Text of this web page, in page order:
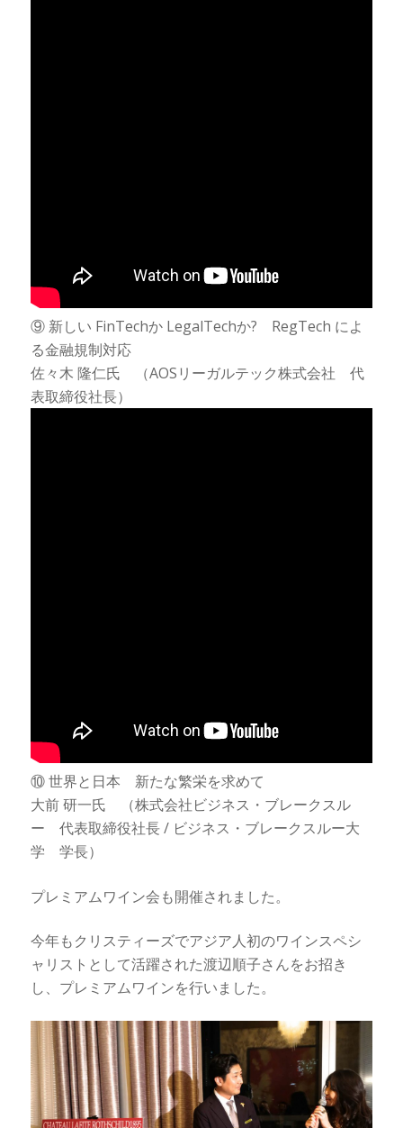
⑨ 新しい FinTechか LegalTechか? RegTech によ
る金融規制対応
佐々木 隆仁氏 （AOSリーガルテック株式会社 代
表取締役社長）
⑩ 世界と日本 新たな繁栄を求めて
大前 研一氏 （株式会社ビジネス・ブレークスル
ー 代表取締役社長 / ビジネス・ブレークスルー大
学 学長）
プレミアムワイン会も開催されました。
今年もクリスティーズでアジア人初のワインスペシ
ャリストとして活躍された渡辺順子さんをお招き
し、プレミアムワインを行いました。